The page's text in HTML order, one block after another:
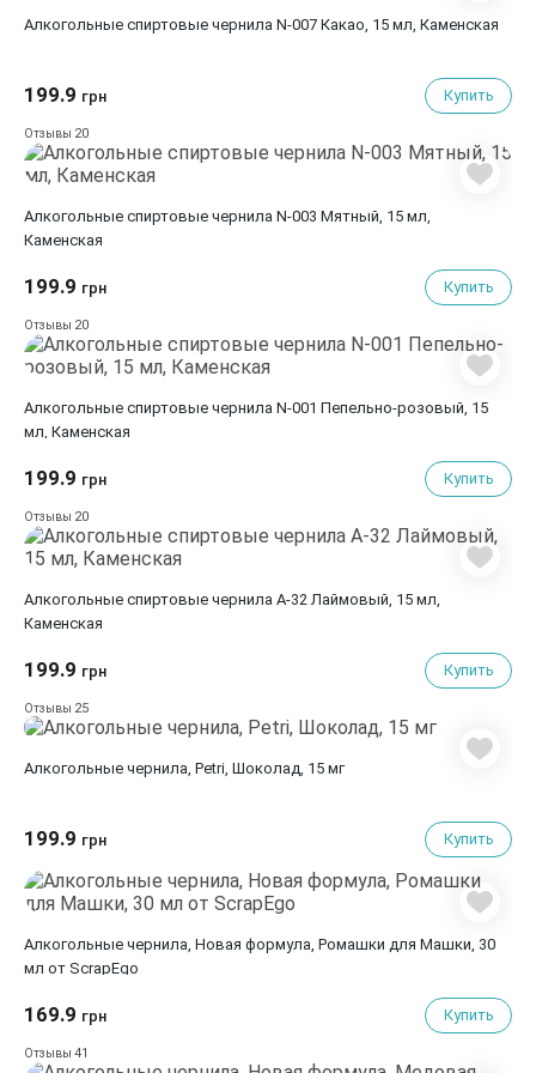
Алкогольные спиртовые чернила N-007 Какао, 15 мл, Каменская
199.9 грн Купить
Отзывы 20
Алкогольные спиртовые чернила N-003 Мятный, 15 мл,
Каменская
199.9 грн Купить
Отзывы 20
Алкогольные спиртовые чернила N-001 Пепельно-розовый, 15
мл, Каменская
199.9 грн Купить
Отзывы 20
Алкогольные спиртовые чернила A-32 Лаймовый, 15 мл,
Каменская
199.9 грн Купить
Отзывы 25
Алкогольные чернила, Petri, Шоколад, 15 мг
199.9 грн Купить
Алкогольные чернила, Новая формула, Ромашки для Машки, 30
мл от ScrapEgo
169.9 грн Купить
Отзывы 41